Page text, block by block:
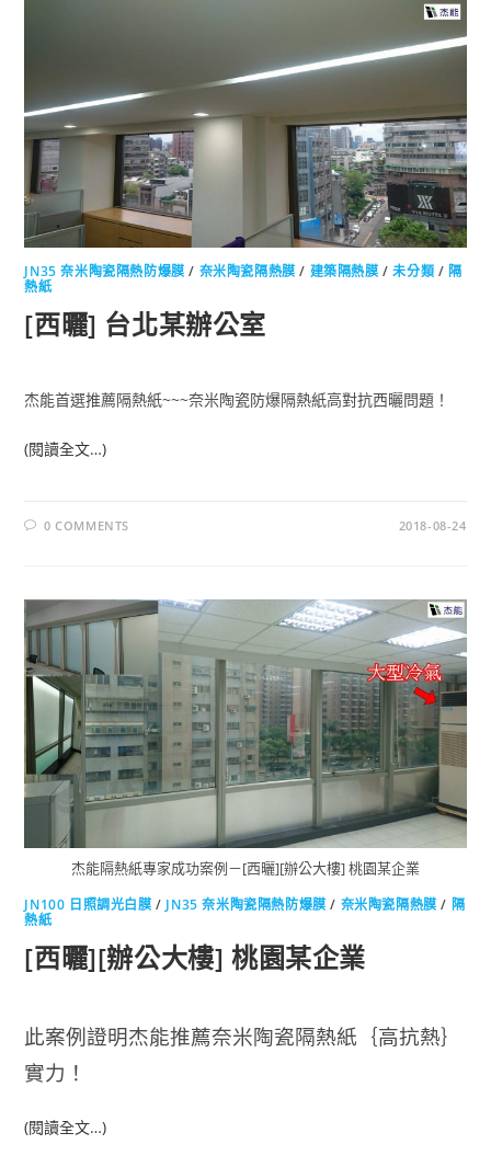
JN35 奈米陶瓷隔熱防爆膜 / 奈米陶瓷隔熱膜 / 建築隔熱膜 /未分類 / 隔
熱紙
[西曬] 台北某辦公室
杰能首選推薦隔熱紙~~~奈米陶瓷防爆隔熱紙高對抗西曬問題！
(閱讀全文…)
0 COMMENTS 2018-08-24
杰能隔熱紙專家成功案例－[西曬][辦公大樓] 桃園某企業
JN100 日照調光白膜 / JN35 奈米陶瓷隔熱防爆膜 / 奈米陶瓷隔熱膜 / 隔
熱紙
[西曬][辦公大樓] 桃園某企業
此案例證明杰能推薦奈米陶瓷隔熱紙｛高抗熱｝
實力！
(閱讀全文…)